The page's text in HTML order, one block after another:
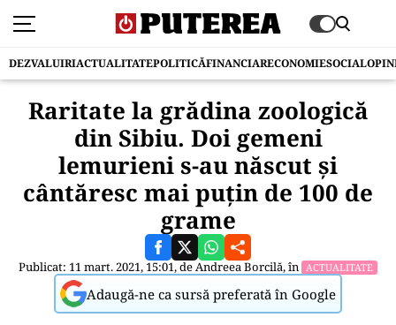
DEZVALUIRIACTUALITATEPOLITICĂFINANCIARECONOMIESOCIAL
Raritate la grădina zoologică
din Sibiu. Doi gemeni
lemurieni s-au născut și
cântăresc mai puțin de 100 de
grame
Publicat: 11 mart. 2021, 15:01, deAndreea Borcilă, în ACTUALITATE
Adaugă-ne ca sursă preferată în Google